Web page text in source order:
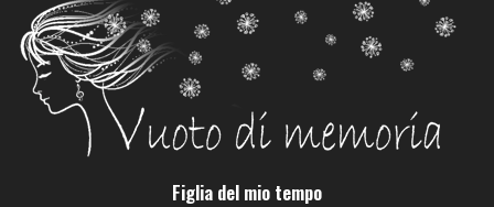
Figlia del mio tempo